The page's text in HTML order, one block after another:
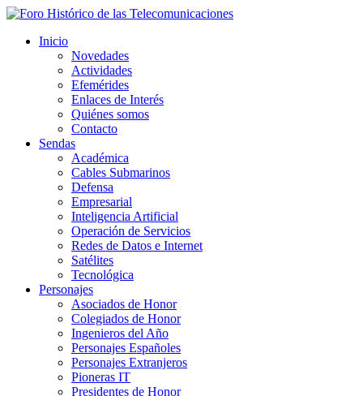
Inicio
Novedades
Actividades
Efemérides
Enlaces de Interés
Quiénes somos
Contacto
Sendas
Académica
Cables Submarinos
Defensa
Empresarial
Inteligencia Artificial
Operación de Servicios
Redes de Datos e Internet
Satélites
Tecnológica
Personajes
Asociados de Honor
Colegiados de Honor
Ingenieros del Año
Personajes Españoles
Personajes Extranjeros
Pioneras IT
Presidentes de Honor